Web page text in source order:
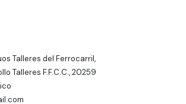
Talleres del Ferrocarril,
Talleres F.F.C.C., 20259